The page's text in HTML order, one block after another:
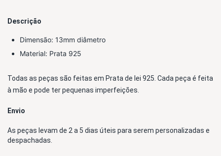
Descrição
Dimensão: 13mm diâmetro
Material: Prata 925
Todas as peças são feitas em Prata de lei 925 . Cada peça é feita
à mão e pode ter pequenas imperfeições.
Envio
As peças levam de 2 a 5 dias úteis para serem personalizadas e
despachadas.